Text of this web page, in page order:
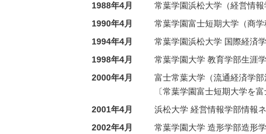
1988年4月
常葉学園浜松大学（経営情
1990年4月
常葉学園富士短期大学（商
1994年4月
常葉学園浜松大学 国際経済
1998年4月
常葉学園大学 教育学部生涯
2000年4月
富士常葉大学（流通経済学
〔常葉学園富士短期大学を
2001年4月
浜松大学 経営情報学部情報
2002年4月
常葉学園大学 造形学部造形